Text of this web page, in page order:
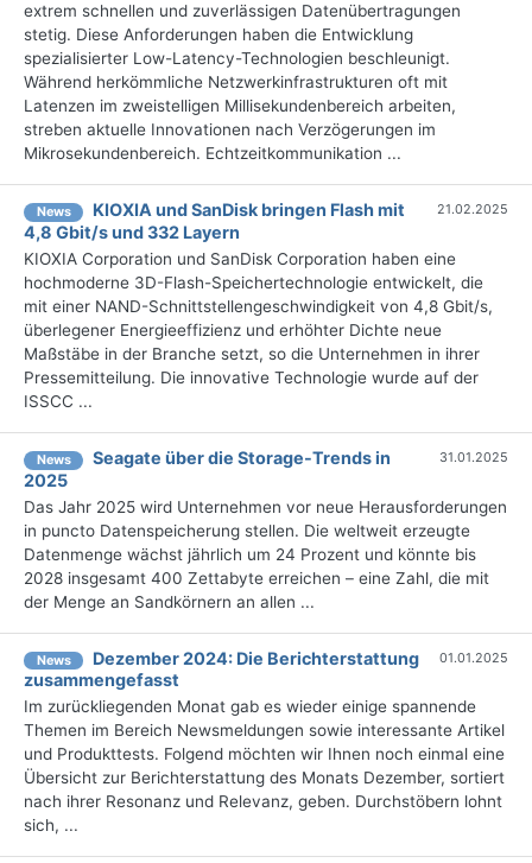
extrem schnellen und zuverlässigen Datenübertragungen
stetig. Diese Anforderungen haben die Entwicklung
spezialisierter Low-Latency-Technologien beschleunigt.
Während herkömmliche Netzwerkinfrastrukturen oft mit
Latenzen im zweistelligen Millisekundenbereich arbeiten,
streben aktuelle Innovationen nach Verzögerungen im
Mikrosekundenbereich. Echtzeitkommunikation ...
News
KIOXIA und SanDisk bringen Flash mit
4,8 Gbit/s und 332 Layern
21.02.2025
KIOXIA Corporation und SanDisk Corporation haben eine
hochmoderne 3D-Flash-Speichertechnologie entwickelt, die
mit einer NAND-Schnittstellengeschwindigkeit von 4,8 Gbit/s,
überlegener Energieeffizienz und erhöhter Dichte neue
Maßstäbe in der Branche setzt, so die Unternehmen in ihrer
Pressemitteilung. Die innovative Technologie wurde auf der
ISSCC ...
News
Seagate über die Storage-Trends in
2025
31.01.2025
Das Jahr 2025 wird Unternehmen vor neue Herausforderungen
in puncto Datenspeicherung stellen. Die weltweit erzeugte
Datenmenge wächst jährlich um 24 Prozent und könnte bis
2028 insgesamt 400 Zettabyte erreichen – eine Zahl, die mit
der Menge an Sandkörnern an allen ...
News
Dezember 2024: Die Bericht­erstattung
zusammengefasst
01.01.2025
Im zurückliegenden Monat gab es wieder einige spannende
Themen im Bereich Newsmeldungen sowie interessante Artikel
und Produkttests. Folgend möchten wir Ihnen noch einmal eine
Übersicht zur Berichterstattung des Monats Dezember, sortiert
nach ihrer Resonanz und Relevanz, geben. Durchstöbern lohnt
sich, ...